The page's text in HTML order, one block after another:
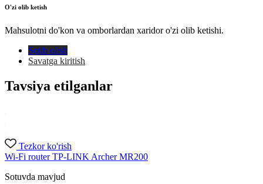
O'zi olib ketish
Mahsulotni do'kon va omborlardan xaridor o'zi olib ketishi.
Sotib olish
Savatga kiritish
Tavsiya etilganlar
Tezkor ko'rish
Wi-Fi router TP-LINK Archer MR200
Sotuvda mavjud